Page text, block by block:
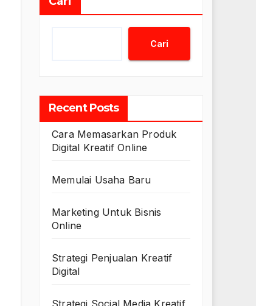
Cari
Recent Posts
Cara Memasarkan Produk
Digital Kreatif Online
Memulai Usaha Baru
Marketing Untuk Bisnis
Online
Strategi Penjualan Kreatif
Digital